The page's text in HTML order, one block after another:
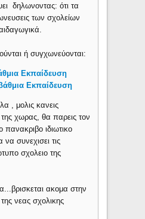
δηλωνοντας: ότι τα
των σχολείων
ή συγχωνεύονται:
Εκπαίδευση
Εκπαίδευση
, μολις κανεις
χωρας, θα παρεις τον
ιδιωτικο
να συνεχισει τις
σχολειο της
ακομα στην
νεας σχολικης